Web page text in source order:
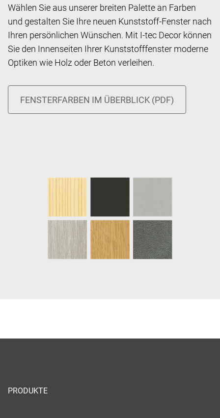
Wählen Sie aus unserer breiten Palette an Farben
und gestalten Sie Ihre neuen Kunststoff-Fenster nach
Ihren persönlichen Wünschen. Mit I-tec Decor können
Sie den Innenseiten Ihrer Kunststofffenster moderne
Optiken wie Holz oder Beton verleihen.
PRODUKTE